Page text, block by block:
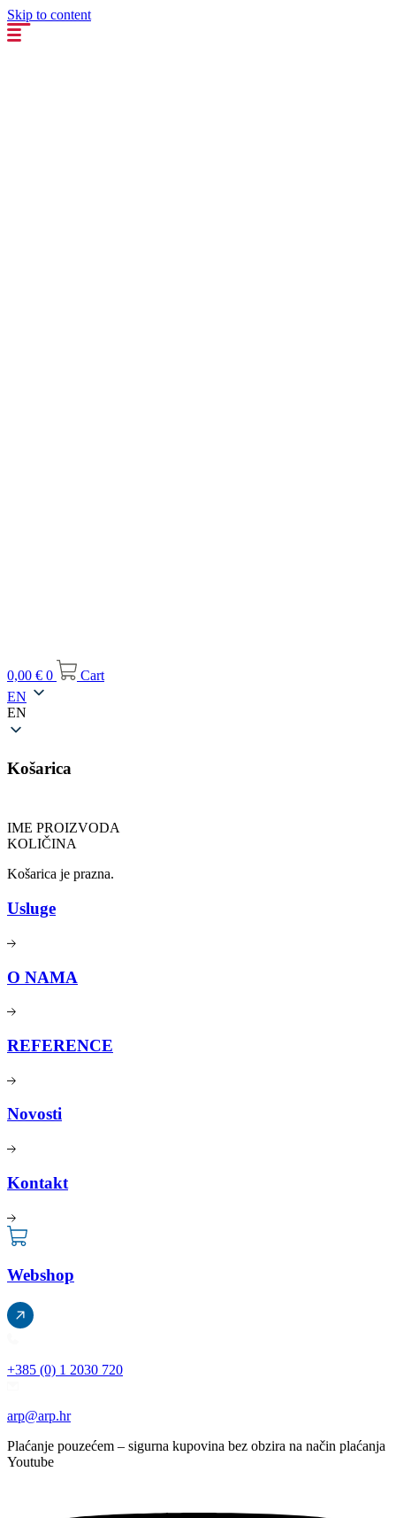
Skip to content
0,00 € 0
Cart
EN
EN
Košarica
IME PROIZVODA
KOLIČINA
Košarica je prazna.
Usluge
O NAMA
REFERENCE
Novosti
Kontakt
Webshop
+385 (0) 1 2030 720
arp@arp.hr
Plaćanje pouzećem – sigurna kupovina bez obzira na način plaćanja
Youtube